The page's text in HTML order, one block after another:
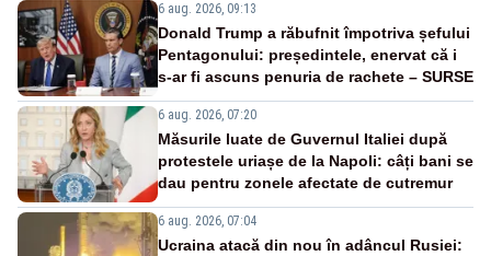
6 aug. 2026, 09:13
Donald Trump a răbufnit împotriva șefului
Pentagonului: președintele, enervat că i
s-ar fi ascuns penuria de rachete – SURSE
6 aug. 2026, 07:20
Măsurile luate de Guvernul Italiei după
protestele uriașe de la Napoli: câți bani se
dau pentru zonele afectate de cutremur
6 aug. 2026, 07:04
Ucraina atacă din nou în adâncul Rusiei: